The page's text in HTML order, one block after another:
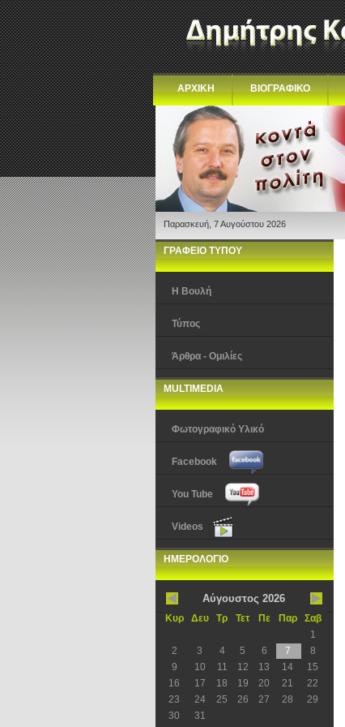
ΑΡΧΙΚΗ ΒΙΟΓΡΑΦΙΚΟ
Παρασκευή, 7 Αυγούστου 2026
ΓΡΑΦΕΙΟ ΤΥΠΟΥ
Η Βουλή
Τύπος
Άρθρα - Ομιλίες
MULTIMEDIA
Φωτογραφικό Υλικό
Facebook
You Tube
Videos
ΗΜΕΡΟΛΟΓΙΟ
Αύγουστος 2026
Κυρ Δευ Τρ Τετ Πε Παρ
Σαβ
1
2
3 4 5 6 7
8
9
10 11 12 13 14
15
16
17 18 19 20 21
22
23
24 25 26 27 28
29
30
31